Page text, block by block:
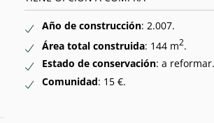
Año de construcción: 2.007.
Área total construida: 144 m2.
Estado de conservación: a
Comunidad: 15 €.